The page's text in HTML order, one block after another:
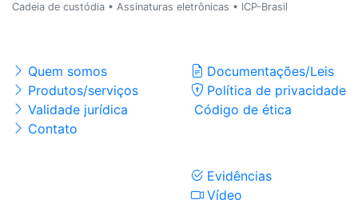
Cadeia de custódia • Assinaturas eletrônicas • ICP-Brasil
Quem somos
Produtos/serviços
Validade jurídica
Contato
Documentações/Leis
Política de privacidade
Código de ética
Evidências
Vídeo